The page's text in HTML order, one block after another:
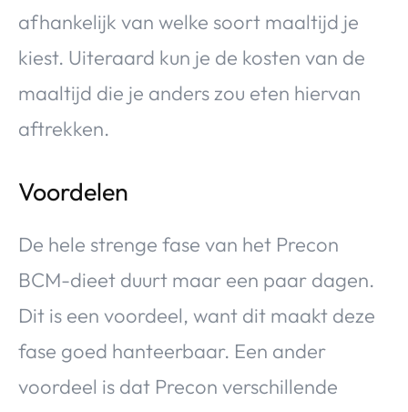
afhankelijk van welke soort maaltijd je
kiest. Uiteraard kun je de kosten van de
maaltijd die je anders zou eten hiervan
aftrekken.
Voordelen
De hele strenge fase van het Precon
BCM-dieet duurt maar een paar dagen.
Dit is een voordeel, want dit maakt deze
fase goed hanteerbaar. Een ander
voordeel is dat Precon verschillende